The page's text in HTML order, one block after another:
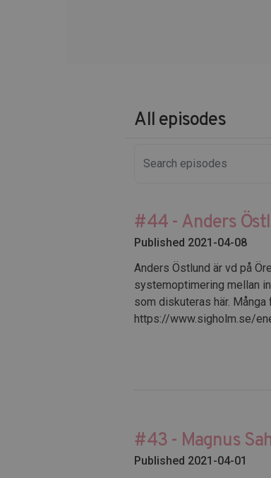
All episodes
#44 - Anders
Published 2021-04-08
Anders Östlund är vd på
systemoptimering mellan
som diskuteras här.
https://www.sigholm.se/
#43 - Magnus
Published 2021-04-01